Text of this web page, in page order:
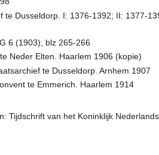
Dusseldorp. I: 1376-1392; II: 1377-
6 (1903), blz 265-266
Neder Elten. Haarlem 1906 (kopie)
te Dusseldorp. Arnhem 1907
te Emmerich. Haarlem 1914
Tijdschrift van het Koninklijk